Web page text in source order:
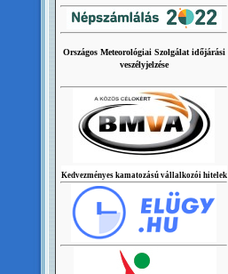
Országos Meteorológiai Szolgálat időjárási
veszélyjelzése
Kedvezményes kamatozású vállalkozói hitelek